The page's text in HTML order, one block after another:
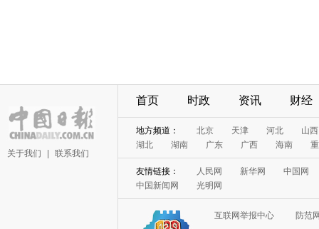
关于我们 联系我们
首页 时政 资讯 财经
地方频道： 北京 天津 河北
山西
湖北
湖南 广东 广西 海南
友情链接： 人民网 新华网
中国网
中国新闻网
光明网
互联网举报中心
防范